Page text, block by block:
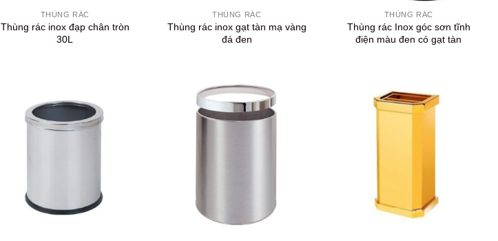
THÙNG RÁC
Thùng rác inox đạp chân tròn
30L
THÙNG RÁC
Thùng rác inox gạt tàn mạ vàng
đá đen
THÙNG RÁC
Thùng rác Inox góc sơn tĩnh
điện màu đen có gạt tàn